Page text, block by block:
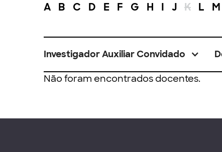
A B C D E F G H I J K L M
Investigador Auxiliar Convidado
Não foram encontrados docentes.